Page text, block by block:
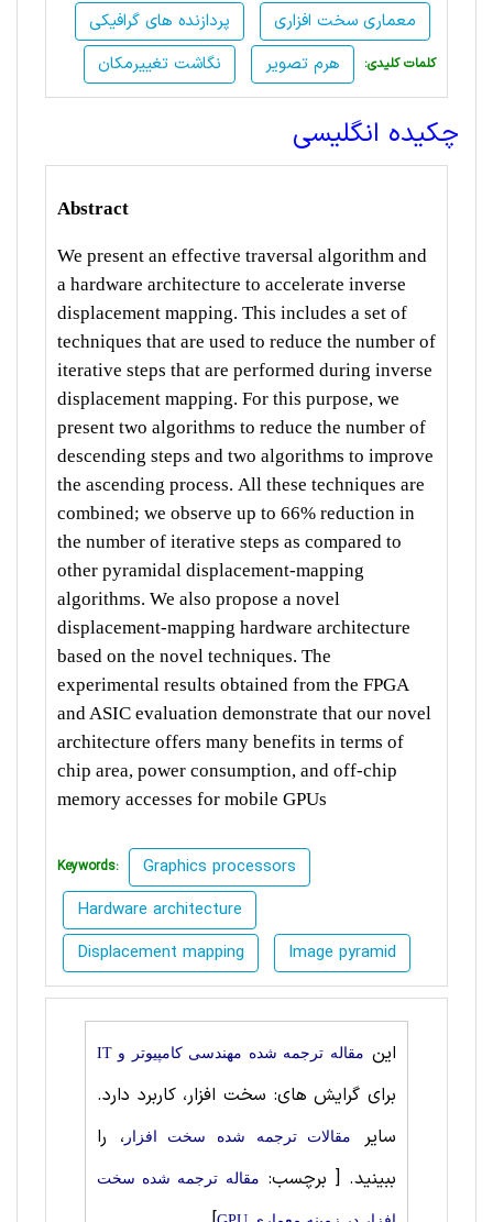
پردازنده های گرافیکی
معماری سخت افزاری
نگاشت تغییرمکان
هرم تصویر :کلمات کلیدی
چکیده انگلیسی
Abstract
We present an effective traversal algorithm and
a hardware architecture to accelerate inverse
displacement mapping. This includes a set of
techniques that are used to reduce the number of
iterative steps that are performed during inverse
displacement mapping. For this purpose, we
present two algorithms to reduce the number of
descending steps and two algorithms to improve
the ascending process. All these techniques are
combined; we observe up to 66% reduction in
the number of iterative steps as compared to
other pyramidal displacement-mapping
algorithms. We also propose a novel
displacement-mapping hardware architecture
based on the novel techniques. The
experimental results obtained from the FPGA
and ASIC evaluation demonstrate that our novel
architecture offers many benefits in terms of
chip area, power consumption, and off-chip
memory accesses for mobile GPUs
Keywords:
Graphics processors
Hardware architecture
Displacement mapping
Image pyramid
این مقاله ترجمه شده مهندسی کامپیوتر و IT
برای گرایش های: سخت ‌افزار، کاربرد دارد.
سایر
مقالات ترجمه شده سخت ‌افزار ، را
ببینید.[ برچسب: مقاله ترجمه شده سخت